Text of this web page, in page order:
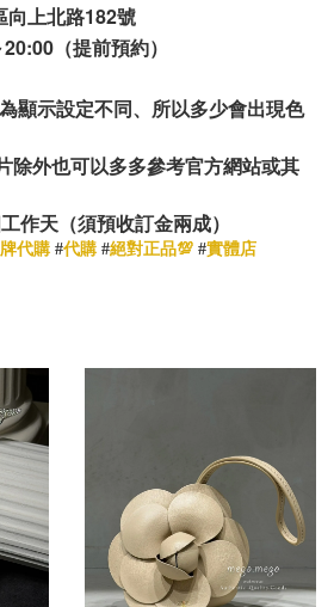
向上北路182號
（提前預約）
顯示設定不同、所以多少會出現色
除外也可以多多參考官方網站或其
作天（須預收訂金兩成）
代購 #代購 #絕對正品💯 #實體店